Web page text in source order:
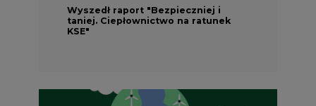
Wyszedł raport "Bezpieczniej i
taniej. Ciepłownictwo na ratunek
KSE"